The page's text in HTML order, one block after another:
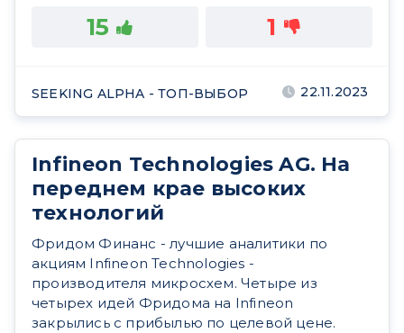
15 1
SEEKING ALPHA - ТОП-ВЫБОР 22.11.2023
Infineon Technologies AG. На
переднем крае высоких
технологий
Фридом Финанс - лучшие аналитики по
акциям Infineon Technologies -
производителя микросхем. Четыре из
четырех идей Фридома на Infineon
закрылись с прибылью по целевой цене.